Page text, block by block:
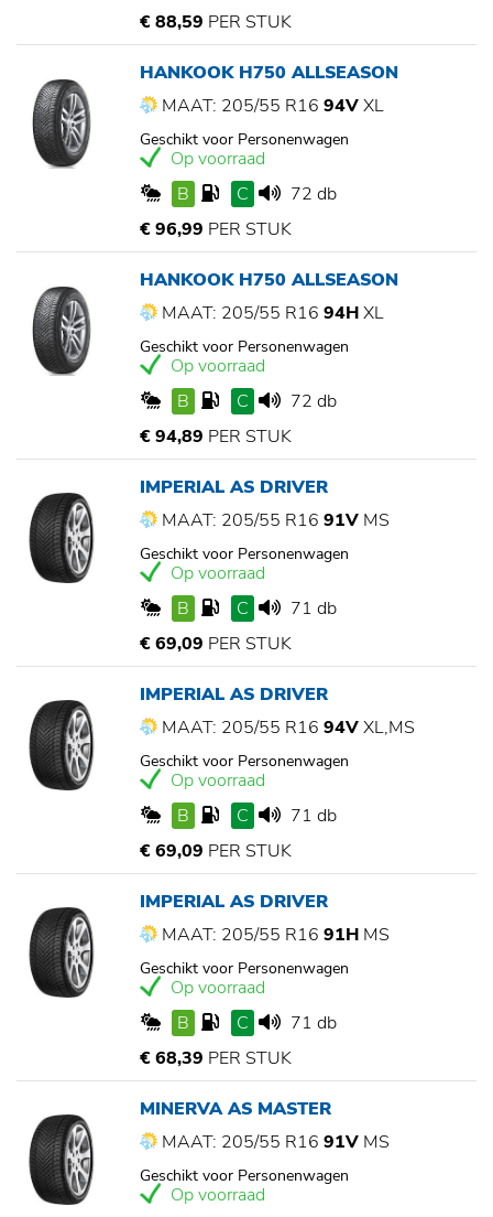
€ 88,59 PER STUK
HANKOOK H750 ALLSEASON
MAAT: 205/55 R16 94VXL
Geschikt voor Personenwagen
Op voorraad
B
C
72 db
€ 96,99 PER STUK
HANKOOK H750 ALLSEASON
MAAT: 205/55 R16 94HXL
Geschikt voor Personenwagen
Op voorraad
B
C
72 db
€ 94,89 PER STUK
IMPERIAL AS DRIVER
MAAT: 205/55 R16 91V MS
Geschikt voor Personenwagen
Op voorraad
B
C
71 db
€ 69,09 PER STUK
IMPERIAL AS DRIVER
MAAT: 205/55 R16 94VXL,MS
Geschikt voor Personenwagen
Op voorraad
B
C
71 db
€ 69,09 PER STUK
IMPERIAL AS DRIVER
MAAT: 205/55 R16 91H MS
Geschikt voor Personenwagen
Op voorraad
B
C
71 db
€ 68,39 PER STUK
MINERVA AS MASTER
MAAT: 205/55 R16 91V MS
Geschikt voor Personenwagen
Op voorraad